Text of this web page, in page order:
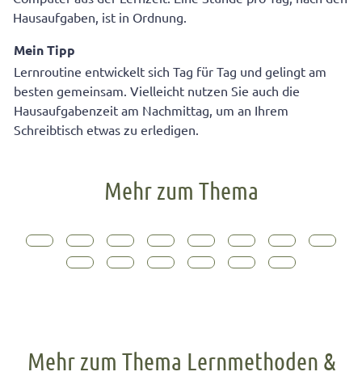
Hausaufgaben, ist in Ordnung.
Mein Tipp
Lernroutine entwickelt sich Tag für Tag und gelingt am
besten gemeinsam. Vielleicht nutzen Sie auch die
Hausaufgabenzeit am Nachmittag, um an Ihrem
Schreibtisch etwas zu erledigen.
Mehr zum Thema
Mehr zum Thema Lernmethoden &